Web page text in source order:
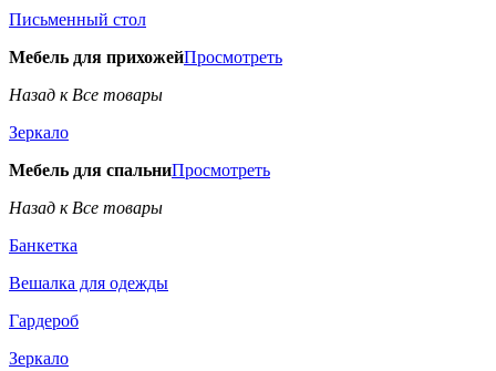
Письменный стол
Мебель для прихожейПросмотреть
Назад к Все товары
Зеркало
Мебель для спальниПросмотреть
Назад к Все товары
Банкетка
Вешалка для одежды
Гардероб
Зеркало